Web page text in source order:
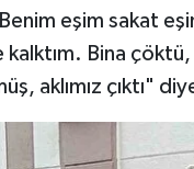
eşim sakat
Bina çöktü,
aklımız çıktı"